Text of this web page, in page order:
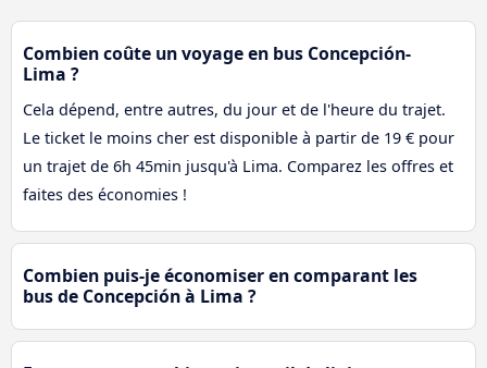
Combien coûte un voyage en bus Concepción-
Lima ?
Cela dépend, entre autres, du jour et de l'heure du trajet.
Le ticket le moins cher est disponible à partir de 19 € pour
un trajet de 6h 45min jusqu'à Lima. Comparez les offres et
faites des économies !
Combien puis-je économiser en comparant les
bus de Concepción à Lima ?